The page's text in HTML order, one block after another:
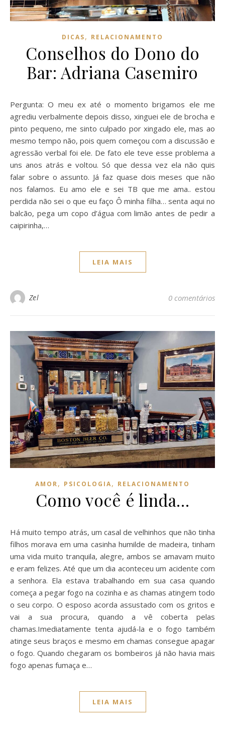
DICAS, RELACIONAMENTO
Conselhos do Dono do
Bar: Adriana Casemiro
Pergunta: O meu ex até o momento brigamos ele me
agrediu verbalmente depois disso, xinguei ele de brocha e
pinto pequeno, me sinto culpado por xingado ele, mas ao
mesmo tempo não, pois quem começou com a discussão e
agressão verbal foi ele. De fato ele teve esse problema a
uns anos atrás e voltou. Só que dessa vez ela não quis
falar sobre o assunto. Já faz quase dois meses que não
nos falamos. Eu amo ele e sei TB que me ama.. estou
perdida não sei o que eu faço Ô minha filha… senta aqui no
balcão, pega um copo d’água com limão antes de pedir a
caipirinha,…
LEIA MAIS
Zel 0 comentários
AMOR, PSICOLOGIA, RELACIONAMENTO
Como você é linda…
Há muito tempo atrás, um casal de velhinhos que não tinha
filhos morava em uma casinha humilde de madeira, tinham
uma vida muito tranquila, alegre, ambos se amavam muito
e eram felizes. Até que um dia aconteceu um acidente com
a senhora. Ela estava trabalhando em sua casa quando
começa a pegar fogo na cozinha e as chamas atingem todo
o seu corpo. O esposo acorda assustado com os gritos e
vai a sua procura, quando a vê coberta pelas
chamas.Imediatamente tenta ajudá-la e o fogo também
atinge seus braços e mesmo em chamas consegue apagar
o fogo. Quando chegaram os bombeiros já não havia mais
fogo apenas fumaça e…
LEIA MAIS